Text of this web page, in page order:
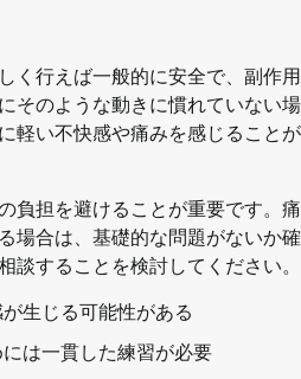
く行えば一般的に安全で、副作用
そのような動きに慣れていない場
軽い不快感や痛みを感じることが
負担を避けることが重要です。痛
場合は、基礎的な問題がないか確
談することを検討してください。
生じる可能性がある
は一貫した練習が必要